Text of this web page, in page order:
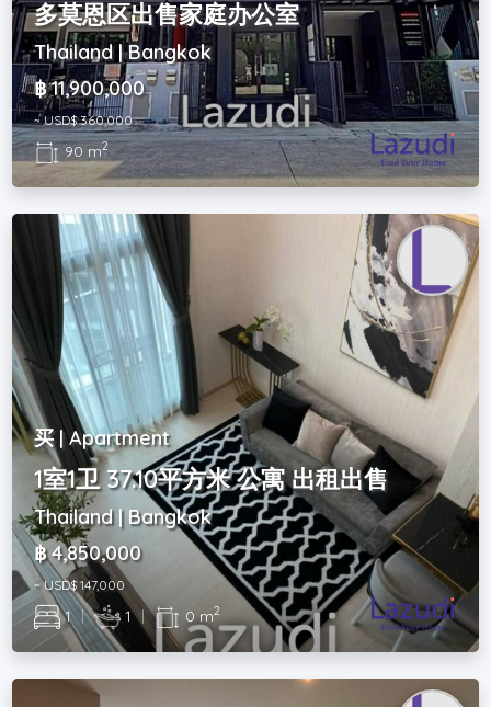
多莫恩区出售家庭办公室
Thailand | Bangkok
฿ 11,900,000
~ USD$ 360,000
90 m2
买 | Apartment
1室1卫 37.10平方米 公寓 出租出售
Thailand | Bangkok
฿ 4,850,000
~ USD$ 147,000
1 | 1 | 0 m2